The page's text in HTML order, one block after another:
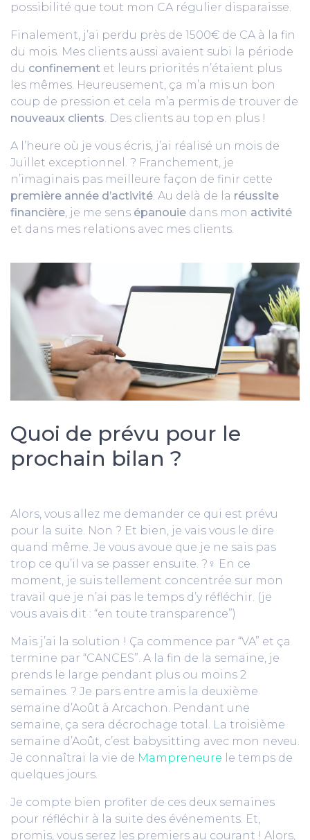
possibilité que tout mon CA régulier disparaisse.
Finalement, j’ai perdu près de 1500€ de CA à la fin
du mois. Mes clients aussi avaient subi la période
du confinement et leurs priorités n’étaient plus
les mêmes. Heureusement, ça m’a mis un bon
coup de pression et cela m’a permis de trouver de
nouveaux clients. Des clients au top en plus !
A l’heure où je vous écris, j’ai réalisé un mois de
Juillet exceptionnel. ? Franchement, je
n’imaginais pas meilleure façon de finir cette
première année d’activité. Au delà de la réussite
financière, je me sens épanouie dans mon activité
et dans mes relations avec mes clients.
Quoi de prévu pour le
prochain bilan ?
Alors, vous allez me demander ce qui est prévu
pour la suite. Non ? Et bien, je vais vous le dire
quand même. Je vous avoue que je ne sais pas
trop ce qu’il va se passer ensuite. ?‍♀️ En ce
moment, je suis tellement concentrée sur mon
travail que je n’ai pas le temps d’y réfléchir. (je
vous avais dit : “en toute transparence”)
Mais j’ai la solution ! Ça commence par “VA” et ça
termine par “CANCES”. A la fin de la semaine, je
prends le large pendant plus ou moins 2
semaines. ? Je pars entre amis la deuxième
semaine d’Août à Arcachon. Pendant une
semaine, ça sera décrochage total. La troisième
semaine d’Août, c’est babysitting avec mon neveu.
Je connaîtrai la vie de Mampreneure le temps de
quelques jours.
Je compte bien profiter de ces deux semaines
pour réfléchir à la suite des événements. Et,
promis, vous serez les premiers au courant ! Alors,